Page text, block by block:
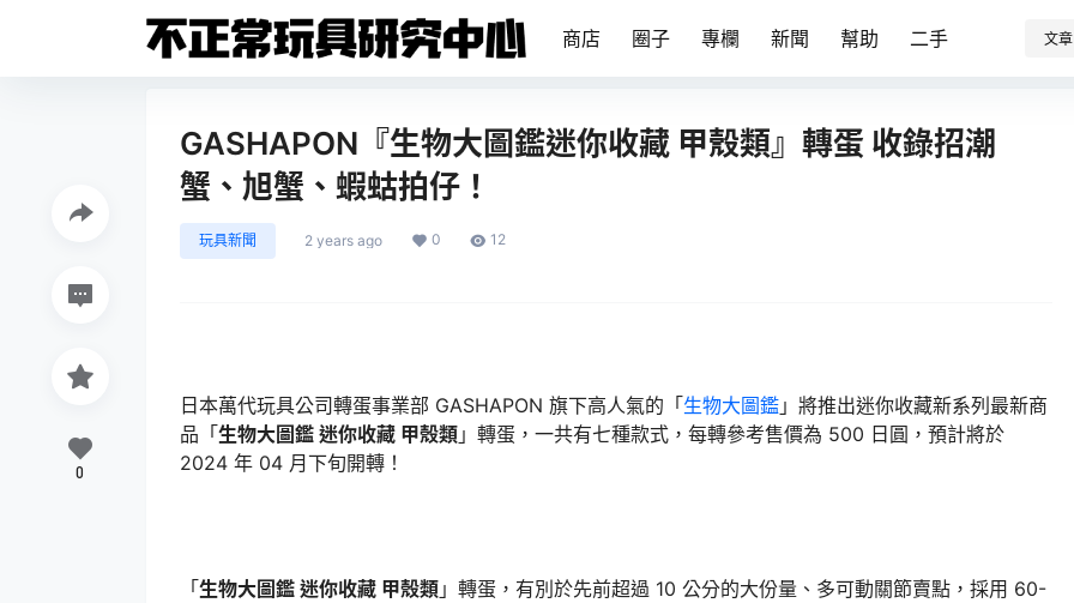
商店 圈子 專欄 新聞 幫助 二手 文章
GASHAPON『生物大圖鑑迷你收藏 甲殼類』轉蛋 收錄招潮
蟹、旭蟹、蝦蛄拍仔！
玩具新聞 2 years ago 0 12
日本萬代玩具公司轉蛋事業部 GASHAPON 旗下高人氣的「生物大圖鑑 」將推出迷你收藏新系列最新商
品「生物大圖鑑 迷你收藏 甲殼類 」轉蛋，一共有七種款式，每轉參考售價為 500 日圓，預計將於
2024 年 04 月下旬開轉！
「生物大圖鑑 迷你收藏 甲殼類 」轉蛋，有別於先前超過 10 公分的大份量、多可動關節賣點，採用 60-
0